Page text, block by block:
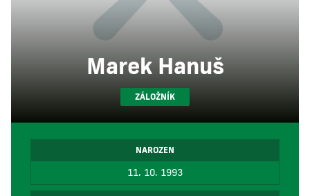
Marek Hanuš
ZÁLOŽNÍK
NAROZEN
11. 10. 1993